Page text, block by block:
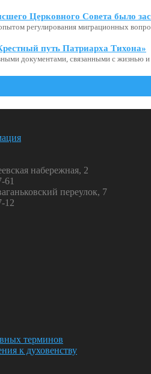
Церковного Совета было
регулирования миграционных
путь Патриарха Тихона»
документами, связанными с жизнью и
набережная, 2
61
переулок, 7
12
терминов
к духовенству